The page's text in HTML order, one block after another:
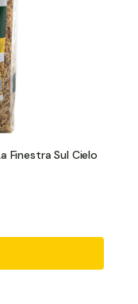
Finestra Sul Cielo